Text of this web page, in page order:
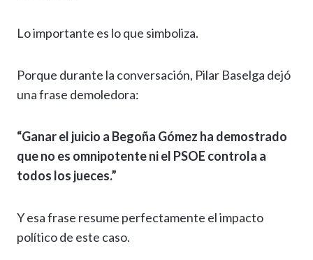
Lo importante es lo que simboliza.
Porque durante la conversación, Pilar Baselga dejó
una frase demoledora:
“Ganar el juicio a Begoña Gómez ha demostrado
que no es omnipotente ni el PSOE controla a
todos los jueces.”
Y esa frase resume perfectamente el impacto
político de este caso.